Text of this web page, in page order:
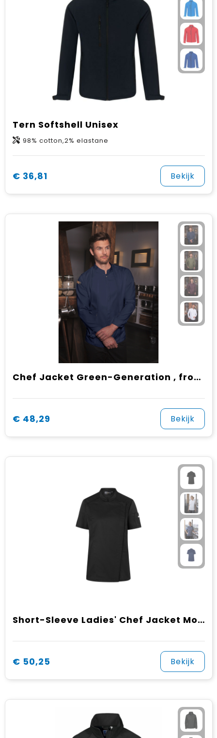
Tern Softshell Unisex
98% cotton,2% elastane
€ 36,81 Bekijk
Chef Jacket Green-Generation , from Sustainable Material , 72% GRS Certified Recycled Polyester / 28% Conventional Cotton
€ 48,29 Bekijk
Short-Sleeve Ladies' Chef Jacket Modern-Look
€ 50,25 Bekijk